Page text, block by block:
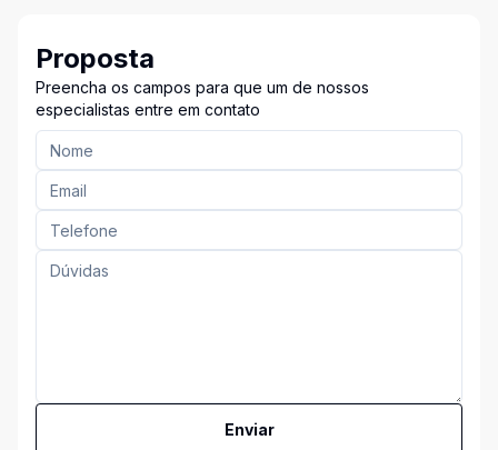
Proposta
Preencha os campos para que um de nossos
especialistas entre em contato
Enviar